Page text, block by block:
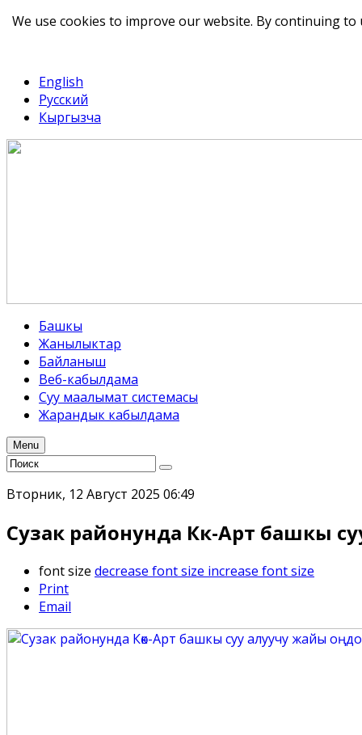
English
Русский
Кыргызча
Башкы
Жанылыктар
Байланыш
Веб-кабылдама
Суу маалымат системасы
Жарандык кабылдама
Menu
Вторник, 12 Август 2025 06:49
Сузак районунда Көк-Арт башкы
font size decrease font size increase font size
Print
Email
We use cookies to improve our website. By continuing